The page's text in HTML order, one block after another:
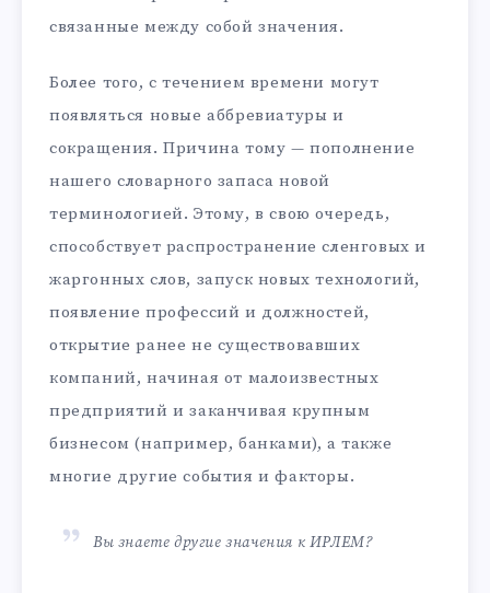
связанные между собой значения.
Более того, с течением времени могут
появляться новые аббревиатуры и
сокращения. Причина тому — пополнение
нашего словарного запаса новой
терминологией. Этому, в свою очередь,
способствует распространение сленговых и
жаргонных слов, запуск новых технологий,
появление профессий и должностей,
открытие ранее не существовавших
компаний, начиная от малоизвестных
предприятий и заканчивая крупным
бизнесом (например, банками), а также
многие другие события и факторы.
Вы знаете другие значения к ИРЛЕМ?